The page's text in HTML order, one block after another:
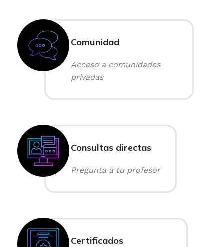
Comunidad
Acceso a comunidades
privadas
Consultas directas
Pregunta a tu profesor
Certificados